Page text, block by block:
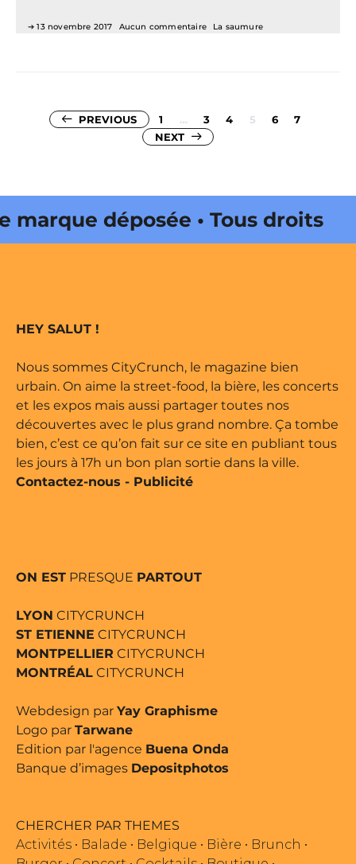
13 novembre 2017 Aucun commentaire La saumure
Pagination
des
PREVIOUS 1 … 3 4 5 6
7
NEXT
déposée • Tous droits
par Buena Onda Web •
HEY SALUT !
Nous sommes CityCrunch, le magazine bien
urbain. On aime la street-food, la bière, les concerts
et les expos mais aussi partager toutes nos
découvertes avec le plus grand nombre. Ça tombe
bien, c’est ce qu’on fait sur ce site en publiant tous
les jours à 17h un bon plan sortie dans la ville.
Contactez-nous - Publicité
ON EST PRESQUE PARTOUT
LYON CITYCRUNCH
ST ETIENNE CITYCRUNCH
MONTPELLIER CITYCRUNCH
MONTRÉAL CITYCRUNCH
Webdesign par Yay Graphisme
Logo par Tarwane
Edition par l'agence Buena Onda
Banque d’images Depositphotos
CHERCHER PAR THEMES
Activités • Balade • Belgique • Bière • Brunch •